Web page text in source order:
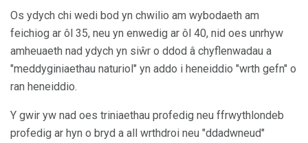
Os ydych chi wedi bod yn chwilio am wybodaeth am
feichiog ar ôl 35, neu yn enwedig ar ôl 40, nid oes unrhyw
amheuaeth nad ydych yn siŵr o ddod â chyflenwadau a
"meddyginiaethau naturiol" yn addo i heneiddio "wrth gefn" o
ran heneiddio.
Y gwir yw nad oes triniaethau profedig neu ffrwythlondeb
profedig ar hyn o bryd a all wrthdroi neu "ddadwneud"